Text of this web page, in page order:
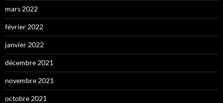
mars 2022
février 2022
janvier 2022
décembre 2021
novembre 2021
octobre 2021